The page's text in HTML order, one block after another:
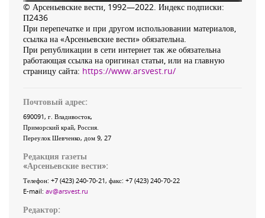
© Арсеньевские вести, 1992—2022. Индекс подписки:
П2436
При перепечатке и при другом использовании материалов,
ссылка на «Арсеньевские вести» обязательна.
При републикации в сети интернет так же обязательна
работающая ссылка на оригинал статьи, или на главную
страницу сайта: https://www.arsvest.ru/
Почтовый адрес:
690091, г. Владивосток,
Приморский край, Россия
Переулок Шевченко, дом 9, 27
Редакция газеты
«Арсеньевские вести»:
Телефон: +7 (423) 240-70-21, факс: +7 (423) 240-70-22
E-mail: av@arsvest.ru
Редактор: